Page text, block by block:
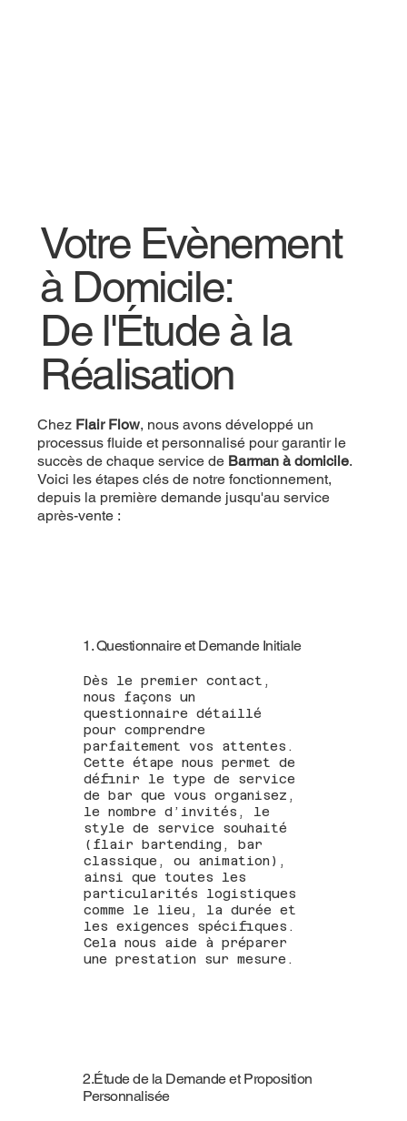
Votre Evènement
à Domicile:
De l'Étude à la
Réalisation
Chez Flair Flow, nous avons développé un
processus fluide et personnalisé pour garantir le
succès de chaque service de Barman à domicile.
Voici les étapes clés de notre fonctionnement,
depuis la première demande jusqu'au service
après-vente :
1. Questionnaire et Demande Initiale
Dès le premier contact,
nous façons un
questionnaire détaillé
pour comprendre
parfaitement vos attentes.
Cette étape nous permet de
définir le type de service
de bar que vous organisez,
le nombre d’invités, le
style de service souhaité
(flair bartending, bar
classique, ou animation),
ainsi que toutes les
particularités logistiques
comme le lieu, la durée et
les exigences spécifiques.
Cela nous aide à préparer
une prestation sur mesure.
2.Étude de la Demande et Proposition
Personnalisée